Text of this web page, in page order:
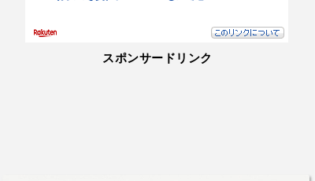
スポンサードリンク